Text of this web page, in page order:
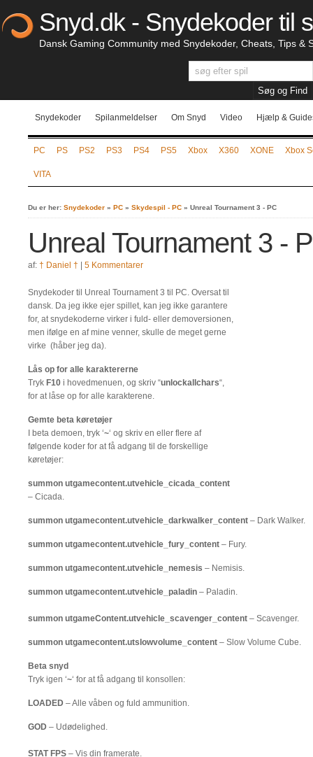
Snyd.dk - Snydekoder til
Dansk Gaming Community med Snydekoder, Cheats, Tips &
Snydekoder Spilanmeldelser Om Snyd Video Hjælp &
PC PS PS2 PS3 PS4 PS5 Xbox X360 XONE Xbox
VITA
Du er her: Snydekoder » PC » Skydespil - PC » Unreal Tournament 3 - PC
Unreal Tournament 3 -
af: † Daniel † 5 Kommentarer
Snydekoder til Unreal Tournament 3 til PC. Oversat til
dansk. Da jeg ikke ejer spillet, kan jeg ikke garantere
for, at snydekoderne virker i fuld- eller demoversionen,
men ifølge en af mine venner, skulle de meget gerne
virke (håber jeg da).
Lås op for alle karaktererne
Tryk F10 i hovedmenuen, og skriv “unlockallchars“,
for at låse op for alle karakterene.
Gemte beta køretøjer
I beta demoen, tryk ‘~‘ og skriv en eller flere af
følgende koder for at få adgang til de forskellige
køretøjer:
summon utgamecontent.utvehicle_cicada_content
– Cicada.
summon utgamecontent.utvehicle_darkwalker_content – Dark Walker.
summon utgamecontent.utvehicle_fury_content – Fury.
summon utgamecontent.utvehicle_nemesis – Nemisis.
summon utgamecontent.utvehicle_paladin – Paladin.
summon utgameContent.utvehicle_scavenger_content – Scavenger.
summon utgamecontent.utslowvolume_content – Slow Volume Cube.
Beta snyd
Tryk igen ‘~‘ for at få adgang til konsollen:
LOADED – Alle våben og fuld ammunition.
GOD – Udødelighed.
STAT FPS – Vis din framerate.